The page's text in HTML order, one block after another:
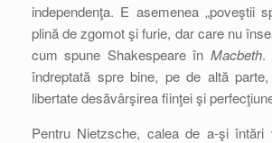
independenţa. E asemenea „poveştii
plină de zgomot şi furie, dar care nu
cum spune Shakespeare în Macbeth.
îndreptată spre bine, pe de altă
libertate desăvârşirea fiinţei şi
Pentru Nietzsche, calea de a-şi